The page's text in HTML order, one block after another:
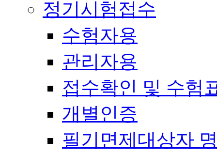
정기시험접수
수험자용
관리자용
접수확인 및 수험
개별인증
필기면제대상자